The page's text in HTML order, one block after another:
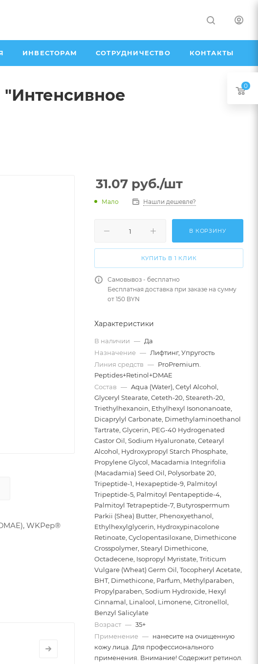
ИНВЕСТОРАМ СОТРУДНИЧЕСТВО КОНТАКТЫ
"Интенсивное
WKPep®
31.07 руб./шт
Мало Нашли дешевле?
В КОРЗИНУ
КУПИТЬ В 1 КЛИК
Самовывоз - бесплатно
Бесплатная доставка при заказе на сумму
от 150 BYN
Характеристики
В наличии — Да
Назначение — Лифтинг, Упругость
Линия средств — ProPremium.
Peptides+Retinol+DMAE
Состав — Aqua (Water), Cetyl Alcohol,
Glyceryl Stearate, Ceteth-20, Steareth-20,
Triethylhexanoin, Ethylhexyl Isononanoate,
Dicaprylyl Carbonate, Dimethylaminoethanol
Tartrate, Glycerin, PEG-40 Hydrogenated
Castor Oil, Sodium Hyaluronate, Cetearyl
Alcohol, Hydroxypropyl Starch Phosphate,
Propylene Glycol, Macadamia Integrifolia
(Macadamia) Seed Oil, Polysorbate 20,
Tripeptide-1, Hexapeptide-9, Palmitoyl
Tripeptide-5, Palmitoyl Pentapeptide-4,
Palmitoyl Tetrapeptide-7, Butyrospermum
Parkii (Shea) Butter, Phenoxyethanol,
Ethylhexylglycerin, Hydroxypinacolone
Retinoate, Cyclopentasiloxane, Dimethicone
Crosspolymer, Stearyl Dimethicone,
Octadecene, Isopropyl Myristate, Triticum
Vulgare (Wheat) Germ Oil, Tocopheryl Acetate,
BHT, Dimethicone, Parfum, Methylparaben,
Propylparaben, Sodium Hydroxide, Hexyl
Cinnamal, Linalool, Limonene, Citronellol,
Benzyl Salicylate
Возраст — 35+
Применение — нанесите на очищенную
кожу лица. Для профессионального
применения. Внимание! Содержит ретинол.
0